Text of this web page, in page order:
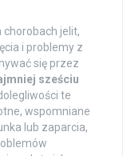
chorobach jelit,
i problemy z
się przez
sześciu
te
wspomniane
lub zaparcia,